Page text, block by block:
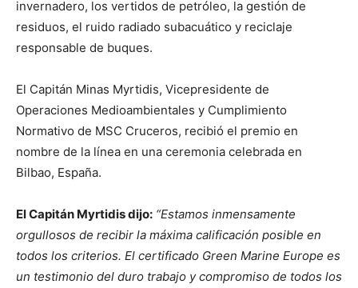
invernadero, los vertidos de petróleo, la gestión de
residuos, el ruido radiado subacuático y reciclaje
responsable de buques.
El Capitán Minas Myrtidis, Vicepresidente de
Operaciones Medioambientales y Cumplimiento
Normativo de MSC Cruceros, recibió el premio en
nombre de la línea en una ceremonia celebrada en
Bilbao, España.
El Capitán Myrtidis dijo: “Estamos inmensamente
orgullosos de recibir la máxima calificación posible en
todos los criterios. El certificado Green Marine Europe es
un testimonio del duro trabajo y compromiso de todos los